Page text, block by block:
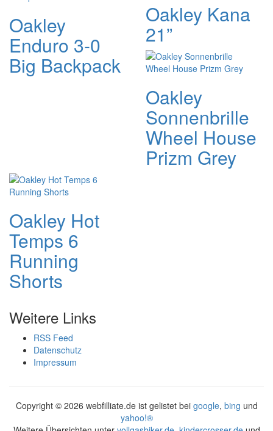
Oakley
Enduro 3-0
Big Backpack
Oakley Kana
21”
Oakley
Sonnenbrille
Wheel House
Prizm Grey
Oakley Hot
Temps 6
Running
Shorts
Weitere Links
RSS Feed
Datenschutz
Impressum
Copyright © 2026 webfilliate.de ist gelistet bei google, bing und
yahoo!®